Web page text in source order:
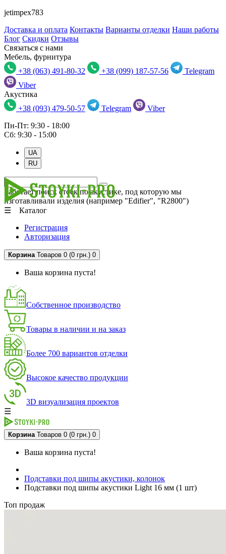
jetimpex783
Доставка и оплата Контакты Варианты отделки Наши работы
Блог Скидки Отзывы
Связаться с нами
Мебель, фурнитура
+38 (063) 491-80-32
+38 (099) 187-57-56
Telegram
Viber
Акустика
+38 (093) 479-50-57
Telegram
Viber
Пн-Пт: 9:30 - 18:00
Сб: 9:30 - 15:00
UA
RU
Работает поиск стоек по акустике, под которую мы
изготавливали изделия (например "Edifier", "R2800")
☰ Каталог
Регистрация
Авторизация
Корзина Товаров 0 (0 грн.) 0
Ваша корзина пуста!
Собственное производство
Товары в наличии и на заказ
Более 700 вариантов отделки
Высокое качество продукции
3D визуализация проектов
☰
Корзина Товаров 0 (0 грн.) 0
Ваша корзина пуста!
Подставки под шипы акустики, колонок
Подставки под шипы акустики Light 16 мм (1 шт)
Топ продаж